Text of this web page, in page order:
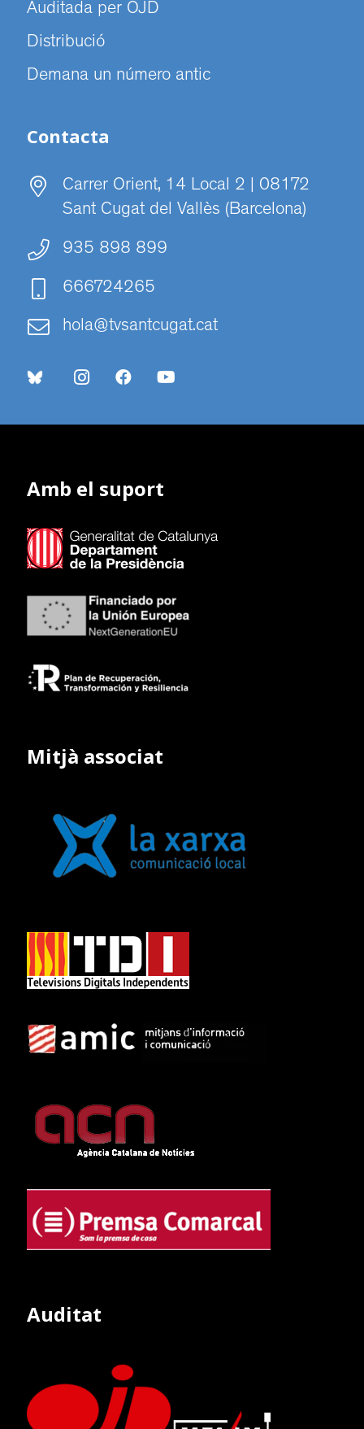
Auditada per OJD
Distribució
Demana un número antic
Contacta
Carrer Orient, 14 Local 2 | 08172
Sant Cugat del Vallès (Barcelona)
935 898 899
666724265
hola@tvsantcugat.cat
Amb el suport
Mitjà associat
Auditat